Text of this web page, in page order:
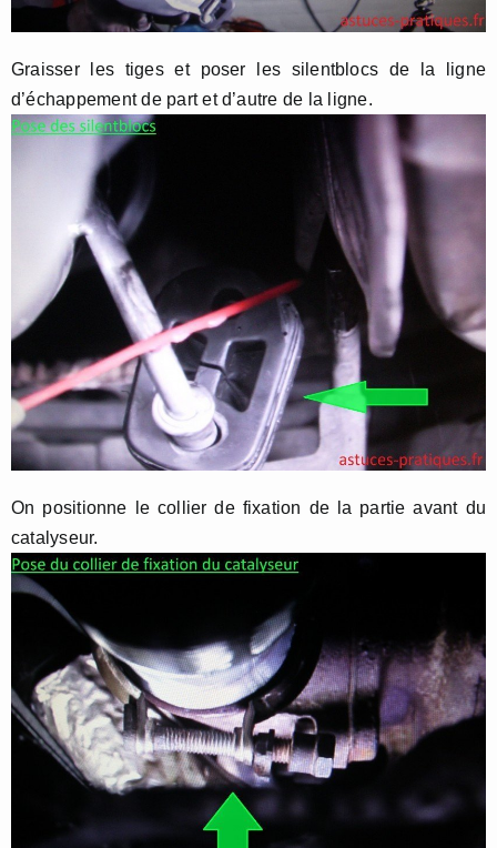
Graisser les tiges et poser les silentblocs de la ligne
d’échappement de part et d’autre de la ligne.
On positionne le collier de fixation de la partie avant du
catalyseur.